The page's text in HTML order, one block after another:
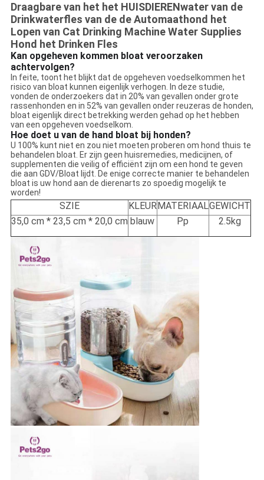
Draagbare van het het HUISDIERENwater van de
Drinkwaterfles van de de Automaathond het
Lopen van Cat Drinking Machine Water Supplies
Hond het Drinken Fles
Kan opgeheven kommen bloat veroorzaken
achtervolgen?
In feite, toont het blijkt dat de opgeheven voedselkommen het
risico van bloat kunnen eigenlijk verhogen. In deze studie,
vonden de onderzoekers dat in 20% van gevallen onder grote
rassenhonden en in 52% van gevallen onder reuzeras de honden,
bloat eigenlijk direct betrekking werden gehad op het hebben
van een opgeheven voedselkom.
Hoe doet u van de hand bloat bij honden?
U 100% kunt niet en zou niet moeten proberen om hond thuis te
behandelen bloat. Er zijn geen huisremedies, medicijnen, of
supplementen die veilig of efficiënt zijn om een hond te geven
die aan GDV/Bloat lijdt. De enige correcte manier te behandelen
bloat is uw hond aan de dierenarts zo spoedig mogelijk te
worden!
SZIE KLEUR MATERIAALGEWICHT
35,0 cm * 23,5 cm * 20,0 cm blauw Pp 2.5kg